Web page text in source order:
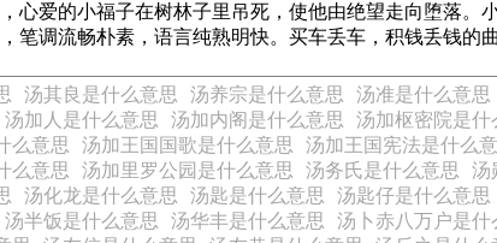
心爱的小福子在树林子里吊死，使他由绝望走向堕落。
笔调流畅朴素，语言纯熟明快。买车丢车，积钱丢钱的
汤其良是什么意思 汤养宗是什么意思 汤准是什么意思
汤加人是什么意思 汤加内阁是什么意思 汤加枢密院是什
么意思
汤加王国国歌是什么意思 汤加王国宪法是什么
么意思
汤加里罗公园是什么意思 汤务氏是什么意思 汤
汤化龙是什么意思 汤匙是什么意思 汤匙仔是什么意思
汤半饭是什么意思 汤华丰是什么意思 汤卜赤八万户是什